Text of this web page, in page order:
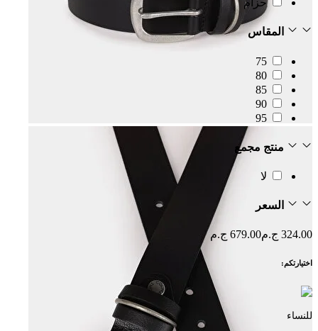
حزام
المقاس
75
80
85
90
95
منتج مجمع
لا
السعر
324.00 ج.م 679.00 ج.م
اختيارتكم:
للنساء